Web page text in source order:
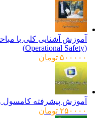
آموزش آشنایی کلی با مباحث
۵۰۰۰۰۰ تومان
آموزش پیشرفته کامسول
۲۵۰۰۰۰ تومان